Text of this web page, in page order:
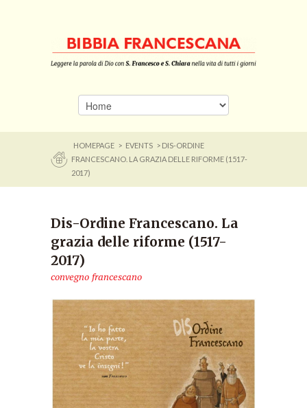
HOMEPAGE > EVENTS > DIS-ORDINE
FRANCESCANO. LA GRAZIA DELLE RIFORME (1517-
2017)
Dis-Ordine Francescano. La
grazia delle riforme (1517-
2017)
convegno francescano